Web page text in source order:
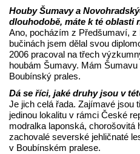
Houby Šumavy a
dlouhodobě, máte k té oblasti
Ano, pocházím z Předšumaví,
bučinách jsem dělal svou
2006 pracoval na třech
houbám Šumavy. Mám
Boubínský prales.
Dá se říci, jaké druhy jsou v
Je jich celá řada. Zajímavé jsou
jedinou lokalitu v rámci České
modralka laponská, chorošovitá
zachovalé severské jehličnaté
v Boubínském pralese.